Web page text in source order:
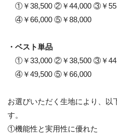
①￥38,500 ②￥44,000 ③￥
④￥66,000 ⑤￥88,000
・ベスト単品
①￥33,000 ②￥38,500 ③￥
④￥49,500 ⑤￥66,000
お選びいただく生地により、
す。
①機能性と実用性に優れた